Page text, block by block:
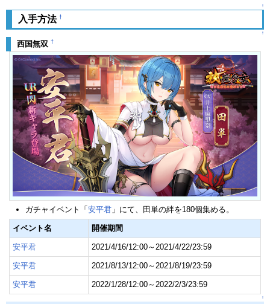
↑
入手方法 †
↑
西国無双 †
ガチャイベント「安平君 」にて、田単の絆を180個集める。
イベント名 開催期間
安平君 2021/4/16/12:00～2021/4/22/23:59
安平君 2021/8/13/12:00～2021/8/19/23:59
安平君 2022/1/28/12:00～2022/2/3/23:59
↑